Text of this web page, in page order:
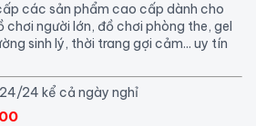
các sản phẩm cao cấp dành cho
chơi người lớn, đồ chơi phòng the, gel
sinh lý, thời trang gợi cảm... uy tín
24 kể cả ngày nghỉ